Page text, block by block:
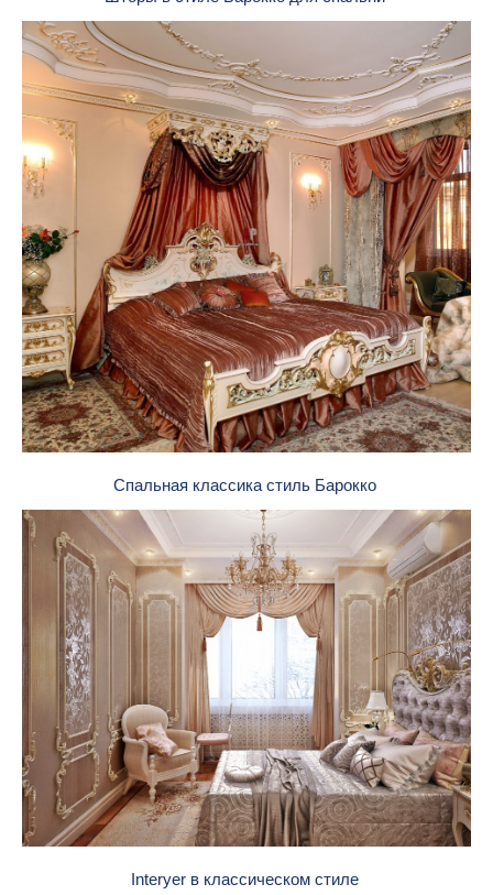
Спальная классика стиль Барокко
Interyer в классическом стиле